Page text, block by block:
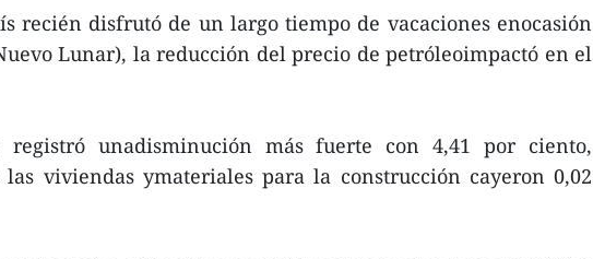
recién disfrutó de un largo tiempo de vacaciones enocasión
Lunar), la reducción del precio de petróleoimpactó en el
registró unadisminución más fuerte con 4,41 por ciento,
viviendas ymateriales para la construcción cayeron 0,02